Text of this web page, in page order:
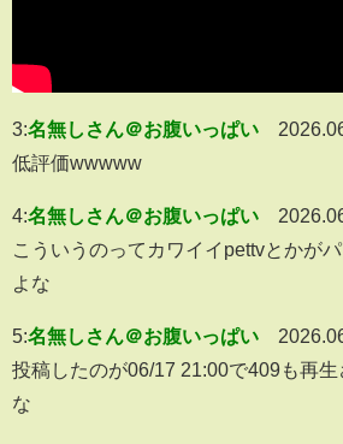
3:名無しさん＠お腹いっぱい
低評価wwwww
4:名無しさん＠お腹いっぱい
こういうのってカワイイpettvとかが
よな
5:名無しさん＠お腹いっぱい
投稿したのが06/17 21:00で409も再
な